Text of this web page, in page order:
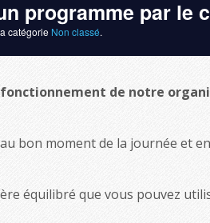
programme par le
catégorie Non classé.
de notre
bon moment de la journée et
équilibré que vous pouvez